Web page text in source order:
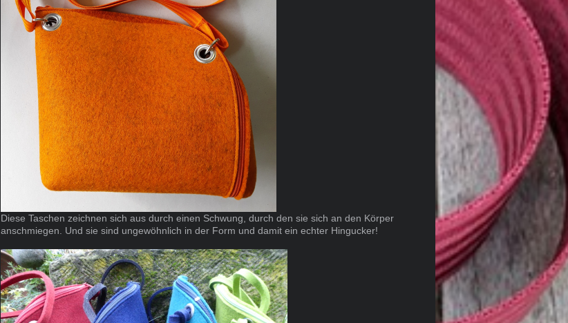
Diese Taschen zeichnen sich aus durch einen Schwung, durch den sie sich an den Körper
anschmiegen. Und sie sind ungewöhnlich in der Form und damit ein echter Hingucker!